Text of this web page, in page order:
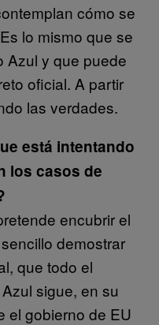
cómo se
lo mismo que se
Azul y que puede
oficial. A partir
las verdades.
está intentando
los casos de
encubrir el
demostrar
que todo el
sigue, en su
el gobierno de EU